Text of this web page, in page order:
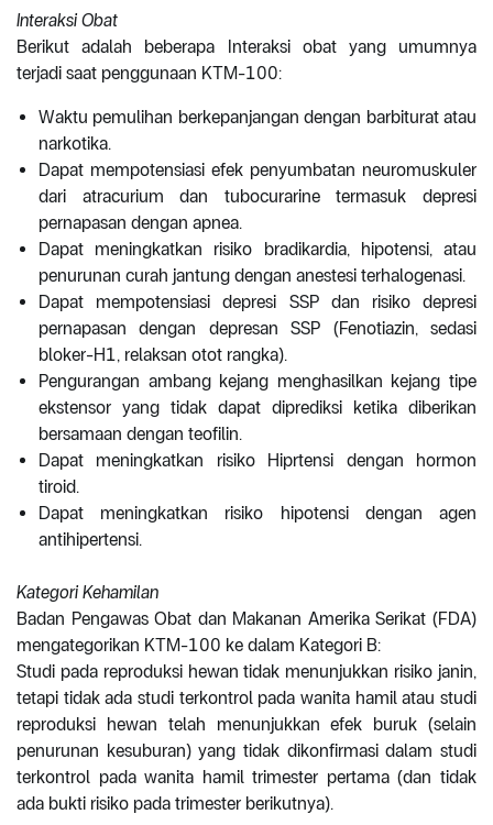
Interaksi Obat
Berikut adalah beberapa Interaksi obat yang umumnya
terjadi saat penggunaan KTM-100:
Waktu pemulihan berkepanjangan dengan barbiturat atau
narkotika.
Dapat mempotensiasi efek penyumbatan neuromuskuler
dari atracurium dan tubocurarine termasuk depresi
pernapasan dengan apnea.
Dapat meningkatkan risiko bradikardia, hipotensi, atau
penurunan curah jantung dengan anestesi terhalogenasi.
Dapat mempotensiasi depresi SSP dan risiko depresi
pernapasan dengan depresan SSP (Fenotiazin, sedasi
bloker-H1, relaksan otot rangka).
Pengurangan ambang kejang menghasilkan kejang tipe
ekstensor yang tidak dapat diprediksi ketika diberikan
bersamaan dengan teofilin.
Dapat meningkatkan risiko Hiprtensi dengan hormon
tiroid.
Dapat meningkatkan risiko hipotensi dengan agen
antihipertensi.
Kategori Kehamilan
Badan Pengawas Obat dan Makanan Amerika Serikat (FDA)
mengategorikan KTM-100 ke dalam Kategori B:
Studi pada reproduksi hewan tidak menunjukkan risiko janin,
tetapi tidak ada studi terkontrol pada wanita hamil atau studi
reproduksi hewan telah menunjukkan efek buruk (selain
penurunan kesuburan) yang tidak dikonfirmasi dalam studi
terkontrol pada wanita hamil trimester pertama (dan tidak
ada bukti risiko pada trimester berikutnya).